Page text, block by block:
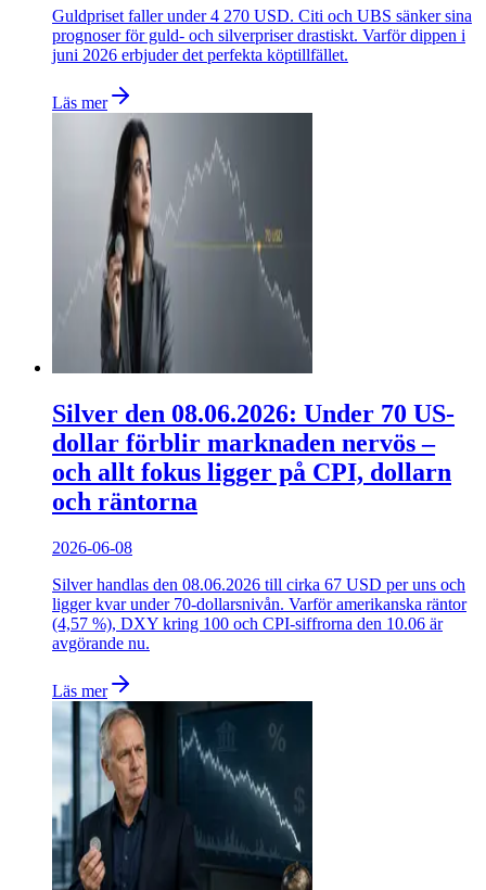
Guldpriset faller under 4 270 USD. Citi och UBS sänker sina
prognoser för guld- och silverpriser drastiskt. Varför dippen i
juni 2026 erbjuder det perfekta köptillfället.
Läs mer
Silver den 08.06.2026: Under 70 US-
dollar förblir marknaden nervös –
och allt fokus ligger på CPI, dollarn
och räntorna
2026-06-08
Silver handlas den 08.06.2026 till cirka 67 USD per uns och
ligger kvar under 70-dollarsnivån. Varför amerikanska räntor
(4,57 %), DXY kring 100 och CPI-siffrorna den 10.06 är
avgörande nu.
Läs mer